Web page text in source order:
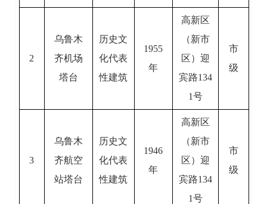
2
乌鲁木
齐机场
塔台
历史文
化代表
性建筑
1955
年
高新区
（新市
区）迎
宾路134
1号
市
级
3
乌鲁木
齐航空
站塔台
历史文
化代表
性建筑
1946
年
高新区
（新市
区）迎
宾路134
1号
市
级